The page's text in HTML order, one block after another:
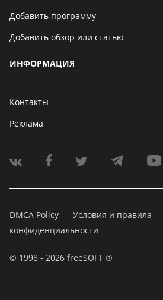
Добавить программу
Добавить обзор или статью
ИНФОРМАЦИЯ
Контакты
Реклама
DMCA Policy Условия и правила
конфиденциальности
© 1998 - 2026 freeSOFT ®